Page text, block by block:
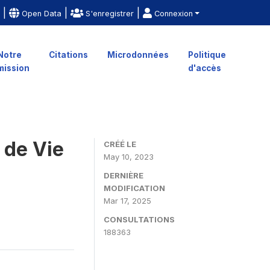
| Open Data | S'enregistrer | Connexion
Citations Microdonnées
Politique
d'accès
Vie
CRÉÉ LE
May 10, 2023
DERNIÈRE
MODIFICATION
Mar 17, 2025
CONSULTATIONS
188363